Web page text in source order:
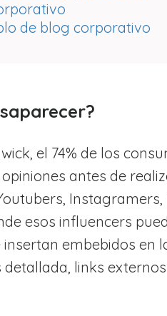
de blog corporativo
el 74% de los
antes de
esos influencers
embebidos en
links externos